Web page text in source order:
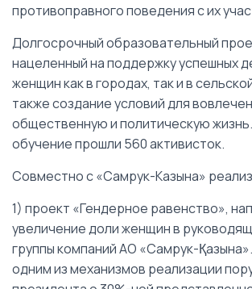
противоправного поведения с их
Долгосрочный образовательный
нацеленный на поддержку успешных
женщин как в городах, так и в
также создание условий для
общественную и политическую
обучение прошли 560 активисток.
Совместно с «Самрук-Казына»
1) проект «Гендерное равенство»,
увеличение доли женщин в
группы компаний АО «Самрук-
одним из механизмов реализации